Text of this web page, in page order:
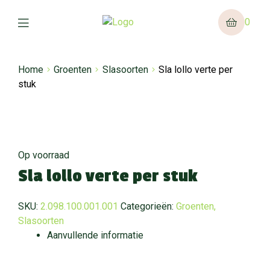
0
Home Groenten Slasoorten
Sla lollo verte per
stuk
Op voorraad
Sla lollo verte per stuk
SKU: 2.098.100.001.001 Categorieën: Groenten,
Slasoorten
Aanvullende informatie